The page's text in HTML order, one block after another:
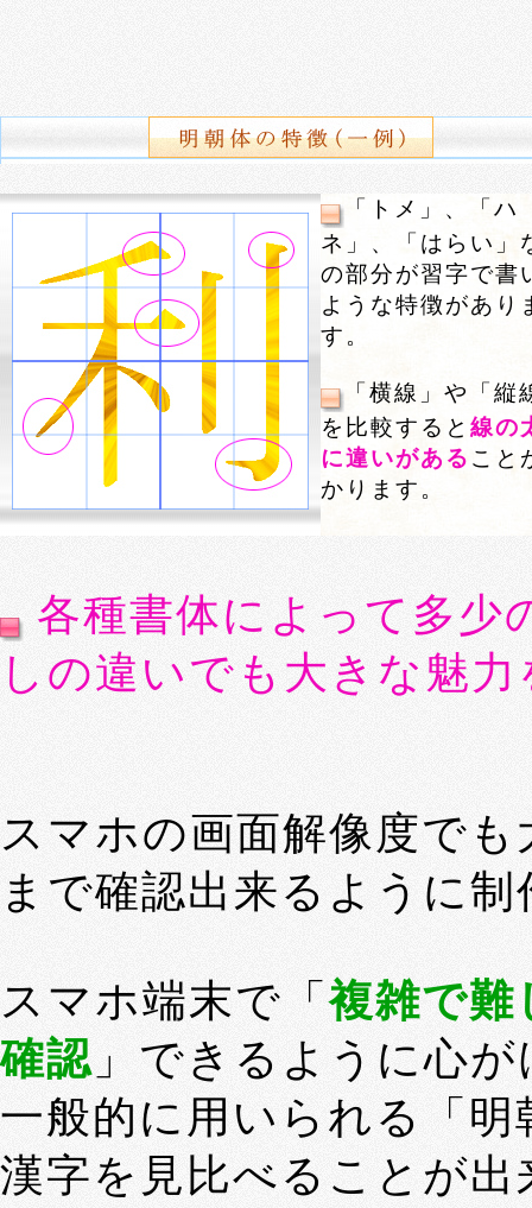
「トメ」、「ハ
ネ」、「はらい」
の部分が習字で書
ような特徴があり
す。
「横線」や「縦
を比較すると 線の
に違いがある こと
かります。
各種書体によって多少
しの違いでも大きな魅
スマホの画面解像度で
まで確認出来るように
スマホ端末で「複雑で難
確認 」できるように心
一般的に用いられる「
漢字を見比べることが出